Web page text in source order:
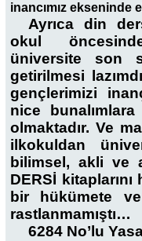
inancımız ekseninde
Ayrıca din
okul
üniversite son
getirilmesi
gençlerimizi
nice
olmaktadır. Ve
ilkokuldan
bilimsel, akli ve
DERSİ
bir hükümete
rastlanmamıştı…
6284 No’lu